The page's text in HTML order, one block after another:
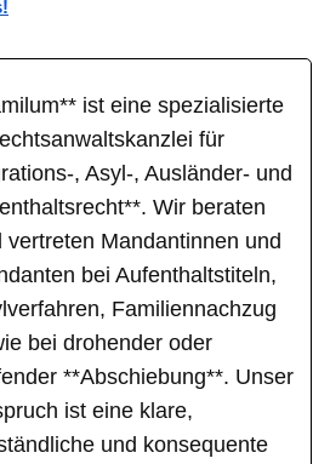
ist eine spezialisierte
für
, Asyl-, Ausländer- und
Wir beraten
vertreten Mandantinnen und
bei Aufenthaltstiteln,
Familiennachzug
bei drohender oder
**Abschiebung**. Unser
ist eine klare,
und konsequente